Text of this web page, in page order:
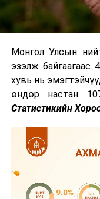
Монгол Улсын
эзэлж байгаагаас
хувь нь
өндөр настан
Статистикийн